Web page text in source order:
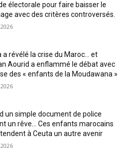
électorale pour faire baisser le
avec des critères controversés.
a révélé la crise du Maroc… et
Aourid a enflammé le débat avec
des « enfants de la Moudawana »
un simple document de police
un rêve… Ces enfants marocains
à Ceuta un autre avenir